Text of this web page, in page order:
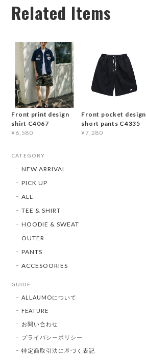
Related Items
Front print design
shirt C4067
¥6,580
Front pocket design
short pants C4335
¥7,280
CATEGORY
NEW ARRIVAL
PICK UP
ALL
TEE & SHIRT
HOODIE & SWEAT
OUTER
PANTS
ACCESOORIES
GUIDE
ALLAUMOについて
FEATURE
お問い合わせ
プライバシーポリシー
特定商取引法に基づく表記